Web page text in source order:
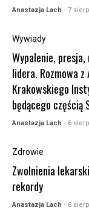
Anastazja Lach - 7
Wywiady
Wypalenie,
lidera. Rozmowa
Krakowskiego
będącego częścią
Anastazja Lach - 6
Zdrowie
Zwolnienia
rekordy
Anastazja Lach - 6